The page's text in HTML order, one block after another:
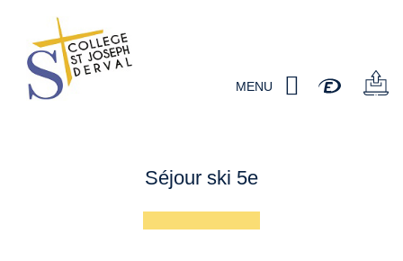
MENU
Séjour ski 5e